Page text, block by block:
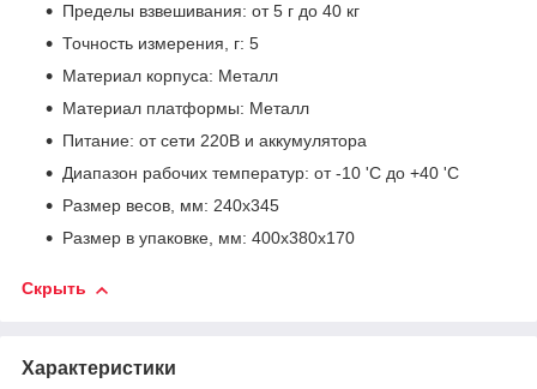
Пределы взвешивания: от 5 г до 40 кг
Точность измерения, г: 5
Материал корпуса: Металл
Материал платформы: Металл
Питание: от сети 220В и аккумулятора
Диапазон рабочих температур: от -10 'С до +40 'C
Размер весов, мм: 240х345
Размер в упаковке, мм: 400х380х170
Скрыть
Характеристики